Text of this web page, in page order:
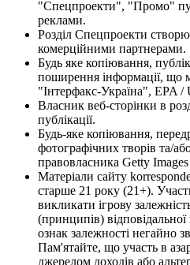
"Спецпроекти", "Промо"
реклами.
Розділ Спецпроекти
комерційними партнерами.
Будь яке копіювання,
поширення інформації, що
"Інтерфакс-Україна", EPA /
Власник веб-сторінки в
публікації.
Будь-яке копіювання,
фотографічних творів та/
правовласника Getty
Матеріали сайту
старше 21 року (21+).
викликати ігрову
(принципів)
ознак залежності негайно
Пам'ятайте, що участь в
джерелом доходів або